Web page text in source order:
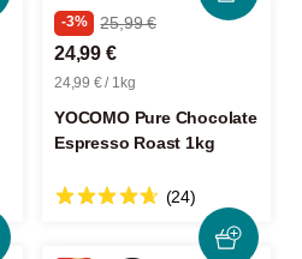
-3% 25,99 €
24,99 €
24,99 € / 1kg
YOCOMO Pure Chocolate
Espresso Roast 1kg
(24)